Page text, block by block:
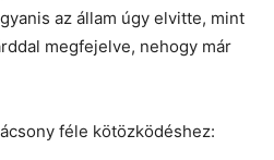
az állam úgy elvitte, mint
megfejelve, nehogy már
féle kötözködéshez: